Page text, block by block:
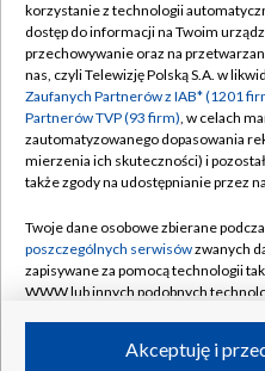
Biuro
Oferta
Rada
Polityka
©2026 Telewizja Polska
korzystanie z technologii
dostęp do informacji na Twoim
przechowywanie oraz na
nas, czyli Telewizję Polską S.A. w
Zaufanych Partnerów z IAB* (1201
Partnerów TVP (93 firm), w celach
zautomatyzowanego dopasowania
mierzenia ich skuteczności) i
także zgody na udostępnianie przez
Twoje dane osobowe zbierane
poszczególnych serwisówzwanych
zapisywane za pomocą technologii
WWW lub innych podobnych
ruchu w Internecie.Akceptuję i